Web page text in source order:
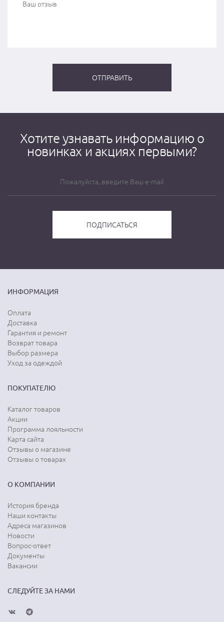
Хотите узнавать информацию о
новинках и акциях первыми?
ИНФОРМАЦИЯ
Оплата
Доставка
Гарантия и ремонт
Возврат товара
Выбор размера
Уход за одеждой
ПОКУПАТЕЛЮ
Каталог товаров
Акции
Программа лояльности
Карта сайта
Отзывы о магазине
Отзывы о товарах
О КОМПАНИИ
История бренда
Наши контакты
Адреса магазинов
Новости
Вопрос-ответ
Документы
Вакансии
СЛЕДУЙТЕ ЗА НАМИ